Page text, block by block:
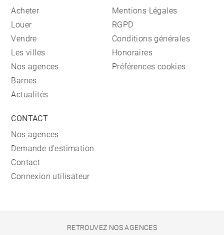
Acheter
Louer
Vendre
Les villes
Nos agences
Barnes
Actualités
Mentions Légales
RGPD
Conditions générales
Honoraires
Préférences cookies
CONTACT
Nos agences
Demande d'estimation
Contact
Connexion utilisateur
RETROUVEZ NOS AGENCES